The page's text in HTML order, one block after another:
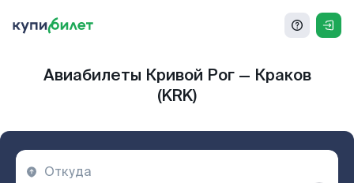
Авиабилеты Кривой Рог — Краков
(KRK)